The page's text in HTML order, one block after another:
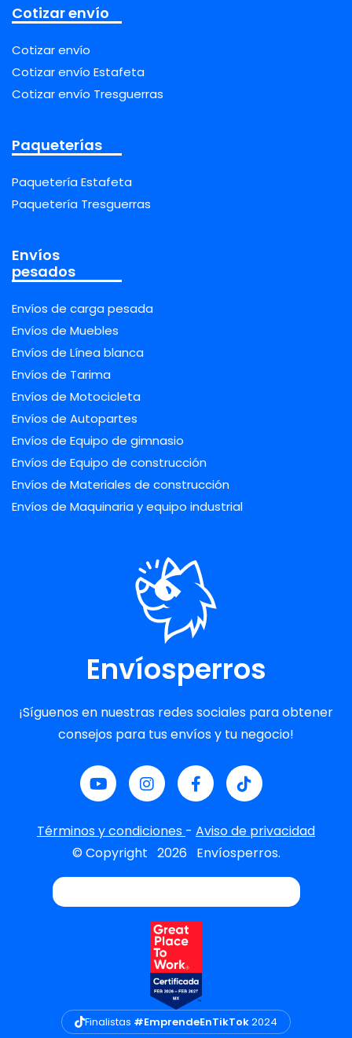
Cotizar envío
Cotizar envío
Cotizar envío Estafeta
Cotizar envío Tresguerras
Paqueterías
Paquetería Estafeta
Paquetería Tresguerras
Envíos
pesados
Envíos de carga pesada
Envíos de Muebles
Envíos de Línea blanca
Envíos de Tarima
Envíos de Motocicleta
Envíos de Autopartes
Envíos de Equipo de gimnasio
Envíos de Equipo de construcción
Envíos de Materiales de construcción
Envíos de Maquinaria y equipo industrial
Envíosperros
¡Síguenos en nuestras redes sociales para obtener
consejos para tus envíos y tu negocio!
Términos y condiciones - Aviso de privacidad
© Copyright 2026 Envíosperros.
Finalistas #EmprendeEnTikTok2024